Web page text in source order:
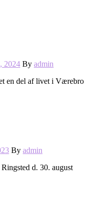
2024 By admin
en del af livet i Værebro
By admin
d. 30. august